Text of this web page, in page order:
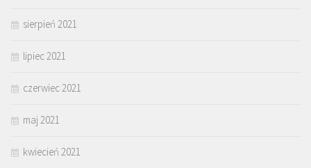
sierpień 2021
lipiec 2021
czerwiec 2021
maj 2021
kwiecień 2021